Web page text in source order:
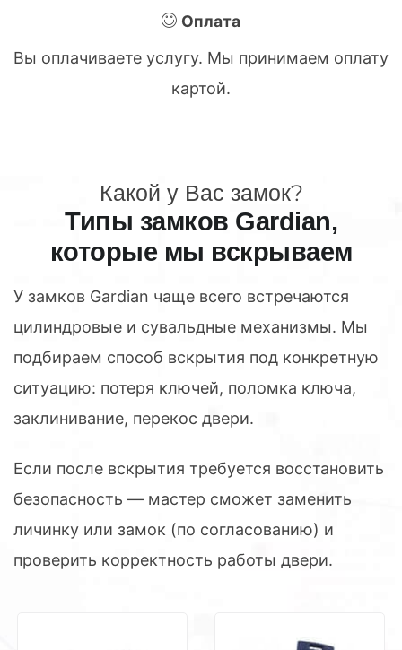
Оплата
Вы оплачиваете услугу. Мы принимаем оплату
картой.
Какой у Вас замок?
Типы замков Gardian,
которые мы вскрываем
У замков Gardian чаще всего встречаются
цилиндровые и сувальдные механизмы. Мы
подбираем способ вскрытия под конкретную
ситуацию: потеря ключей, поломка ключа,
заклинивание, перекос двери.
Если после вскрытия требуется восстановить
безопасность — мастер сможет заменить
личинку или замок (по согласованию) и
проверить корректность работы двери.